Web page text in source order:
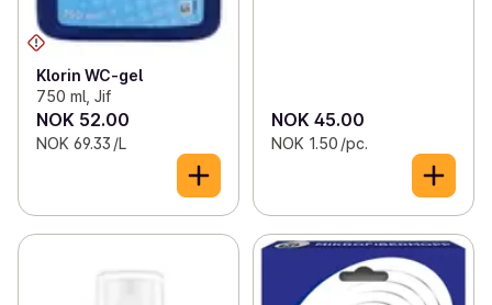
Klorin WC-gel
750 ml, Jif
NOK 52.00
NOK 69.33 /L
NOK 45.00
NOK 1.50 /pc.